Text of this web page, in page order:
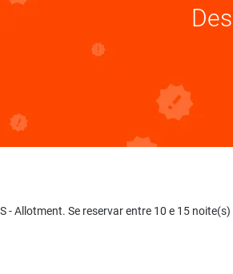
- Allotment. Se reservar entre 10 e 15